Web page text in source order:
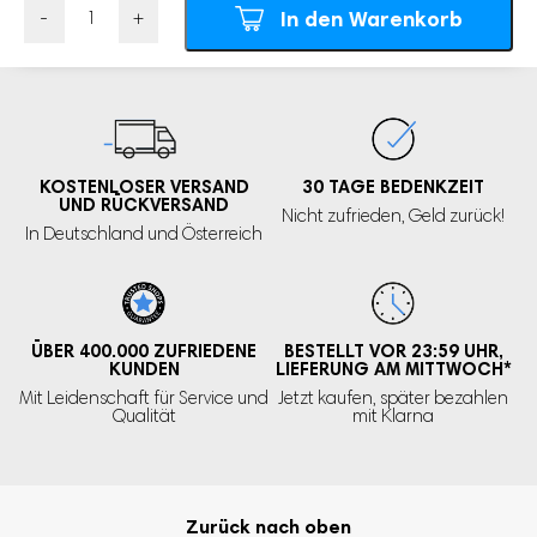
Händen
Normalerweise brauchst du einen Arm, um dein Baby
Babybadständers übernimmt einen Teil dieser Aufgabe. Dein
mit beiden Händen Duschkopf, Seife und Waschlappen
nutzt. Dank des integrierten Duschkopfhalters kannst du den
Duschen ruhiger und praktischer, besonders wenn du allein
mit deinem Baby bist.
✓ Bruststütze und Duschkopfhalter geben dir beim
Waschen beide Hände frei
Jedes Kind wächst in seinem eigenen Tempo. Deshalb hat der
In den Warenkorb
KOSTENLOSER VERSAND
UND RÜCKVERSAND
In Deutschland und Österreich
30 TAGE BEDENKZEIT
Nicht zufrieden, Geld zurück!
ÜBER 400.000 ZUFRIEDENE
KUNDEN
Mit Leidenschaft für Service und
Qualität
BESTELLT VOR 23:59 UHR,
LIEFERUNG AM MITTWOCH*
Jetzt kaufen, später bezahlen
mit Klarna
Zurück nach oben